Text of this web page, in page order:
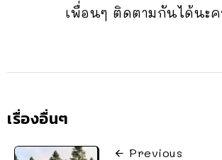
เพื่อนๆ ติดตามกันได้นะ
เรื่องอื่นๆ
Previous